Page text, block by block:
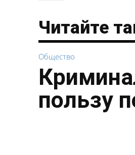
Читайте
Общество
пользу